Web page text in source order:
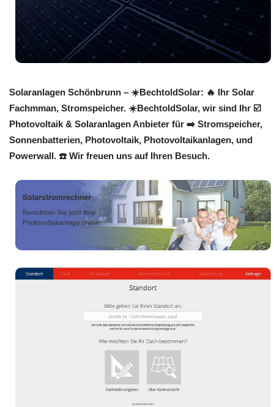
Solaranlagen Schönbrunn – ☀️BechtoldSolar: 🔥 Ihr Solar
Fachmman, Stromspeicher. ☀️BechtoldSolar, wir sind Ihr ☑️
Photovoltaik & Solaranlagen Anbieter für ➡️ Stromspeicher,
Sonnenbatterien, Photovoltaik, Photovoltaikanlagen, und
Powerwall. ☎️ Wir freuen uns auf Ihren Besuch.